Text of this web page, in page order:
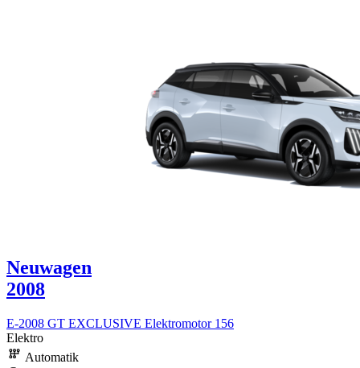
Neuwagen
2008
E-2008 GT EXCLUSIVE Elektromotor 156
Elektro
Automatik